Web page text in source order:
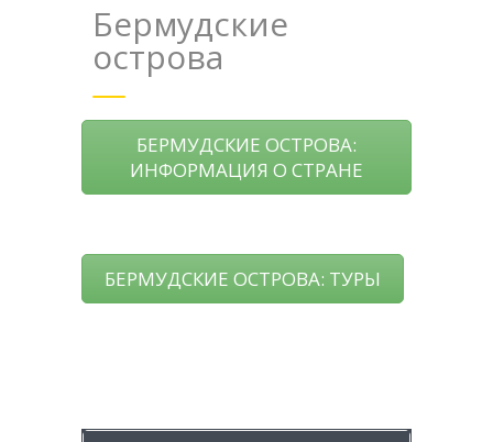
Бермудские
оcтрова
БЕРМУДСКИЕ ОСТРОВА:
ИНФОРМАЦИЯ О СТРАНЕ
БЕРМУДСКИЕ ОСТРОВА: ТУРЫ